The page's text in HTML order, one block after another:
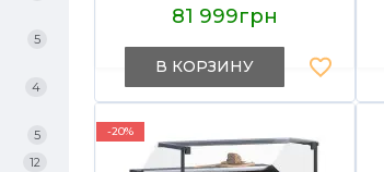
5
4
5
12
транспортером и
защитой сканера,
кремовый, 2700х2400
мм, для супермаркета
81 999грн
В КОРЗИНУ
-20%